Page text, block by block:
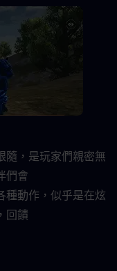
隨，是玩家們親密無
們會
種動作，似乎是在炫
回饋